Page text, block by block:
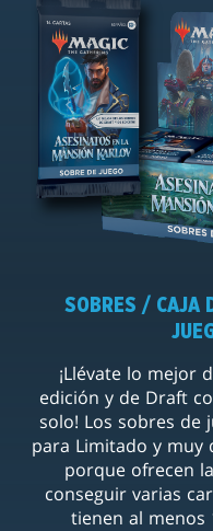
SOBRES / CAJA
¡Llévate lo mejor
edición y de Draft
solo! Los sobres de
para Limitado y muy
porque ofrecen
conseguir varias
tienen al menos